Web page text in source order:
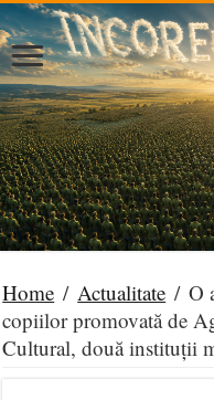
Home / Actualitate / O
copiilor promovată de
Cultural, două instituții